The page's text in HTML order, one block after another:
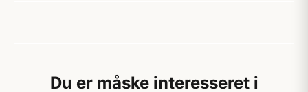
Du er måske interesseret i